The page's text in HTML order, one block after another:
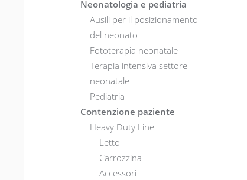
Neonatologia e pediatria
Ausili per il posizionamento
del neonato
Fototerapia neonatale
Terapia intensiva settore
neonatale
Pediatria
Contenzione paziente
Heavy Duty Line
Letto
Carrozzina
Accessori